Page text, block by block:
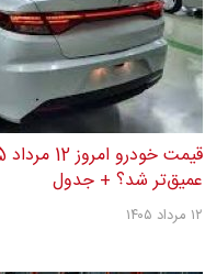
عمیق‌تر شد؟ + جدول
۱۲ مرداد ۱۴۰۵